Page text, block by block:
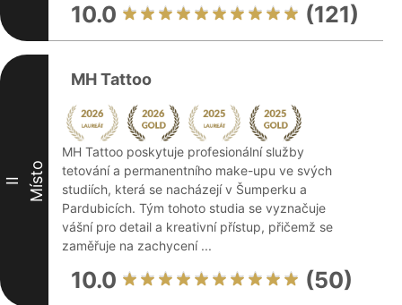
10.0 (121)
II Místo
MH Tattoo
MH Tattoo poskytuje profesionální služby
tetování a permanentního make-upu ve svých
studiích, která se nacházejí v Šumperku a
Pardubicích. Tým tohoto studia se vyznačuje
vášní pro detail a kreativní přístup, přičemž se
zaměřuje na zachycení ...
10.0 (50)